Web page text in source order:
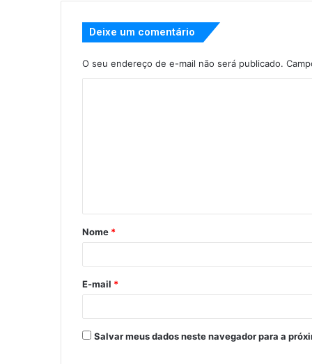
Deixe um comentário
O seu endereço de e-mail não será publicado.
Nome *
E-mail *
Salvar meus dados neste navegador para a